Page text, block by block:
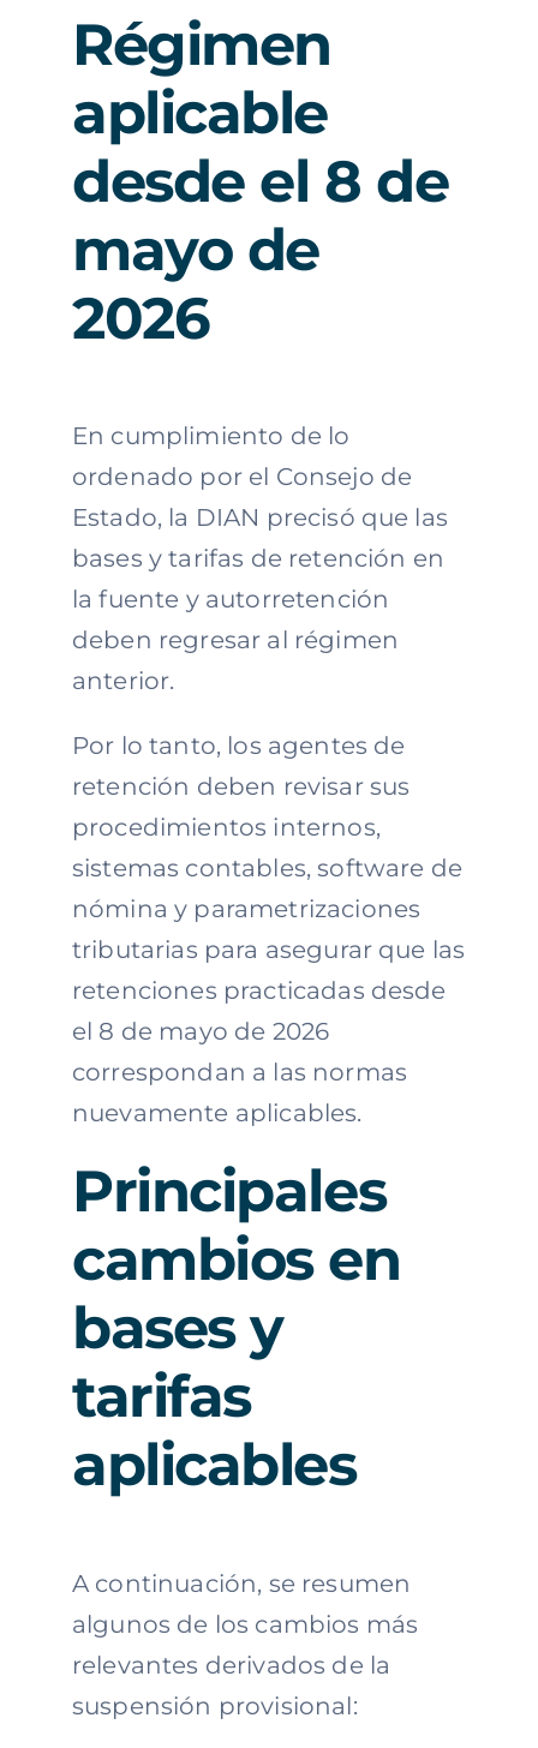
Régimen
aplicable
desde el 8 de
mayo de
2026
En cumplimiento de lo
ordenado por el Consejo de
Estado, la DIAN precisó que las
bases y tarifas de retención en
la fuente y autorretención
deben regresar al régimen
anterior.
Por lo tanto, los agentes de
retención deben revisar sus
procedimientos internos,
sistemas contables, software de
nómina y parametrizaciones
tributarias para asegurar que las
retenciones practicadas desde
el 8 de mayo de 2026
correspondan a las normas
nuevamente aplicables.
Principales
cambios en
bases y
tarifas
aplicables
A continuación, se resumen
algunos de los cambios más
relevantes derivados de la
suspensión provisional: